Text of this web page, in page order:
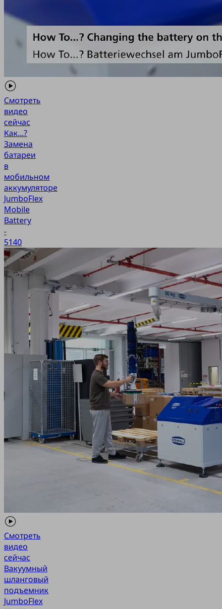
Смотреть
видео
сейчас
Как...?
Замена
батареи
в
мобильном
аккумуляторе
JumboFlex
Mobile
Battery
-
5140
Смотреть
видео
сейчас
Вакуумный
шланговый
подъемник
JumboFlex